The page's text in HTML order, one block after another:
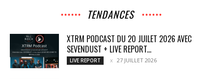
TENDANCES
XTRM PODCAST DU 20 JUILET 2026 AVEC
SEVENDUST + LIVE REPORT...
LIVE REPORT 27 JUILLET 2026